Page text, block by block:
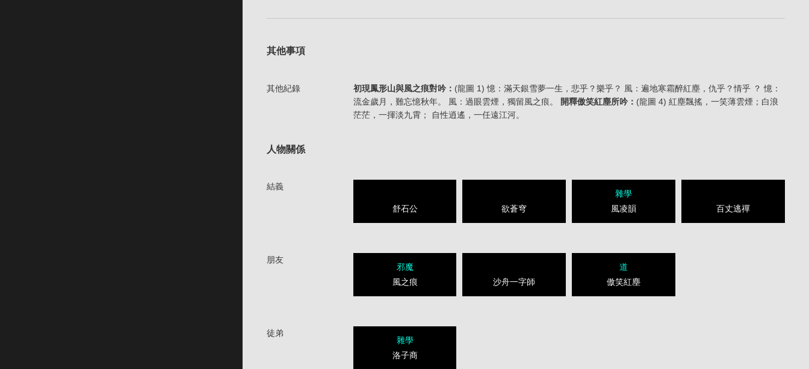
其他事項
其他紀錄 初現鳳形山與風之痕對吟： (龍圖 1) 憶：滿天銀雪夢一生，悲乎？樂乎？ 風：遍地寒霜醉紅塵，仇乎？情乎 ？ 憶：
流金歲月，難忘憶秋年。 風：過眼雲煙，獨留風之痕。 開釋傲笑紅塵所吟： (龍圖 4) 紅塵飄搖，一笑薄雲煙；白浪
茫茫，一揮淡九霄； 自性逍遙，一任遠江河。
人物關係
結義
舒石公 欲蒼穹
雜學
風凌韻
百丈逃禪
朋友
邪魔
風之痕
沙舟一字師
道
傲笑紅塵
徒弟
雜學
洛子商